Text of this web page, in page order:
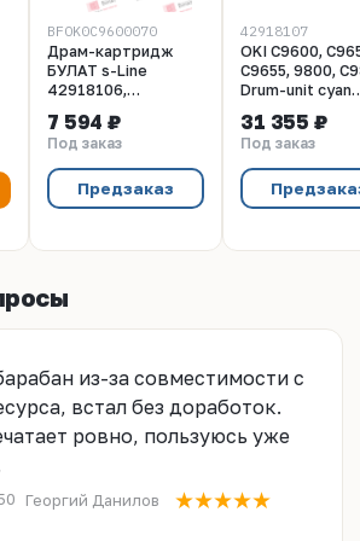
BFOK0C9600070
Драм-картридж
БУЛАТ s-Line
42918106,
C9600, C9655, Xerox
Phaser 7400
(Пурпурный, 30000
стр.),
универсальный, ref
7 594 ₽
Под заказ
Предзаказ
42918107
OKI C9600,
C9655, 9800,
Drum-unit cyan
фотобарабан
(42918107)
30000 страниц.
31 355 ₽
Под заказ
из-за совместимости с
встал без доработок.
ровно, пользуюсь уже
Георгий Данилов